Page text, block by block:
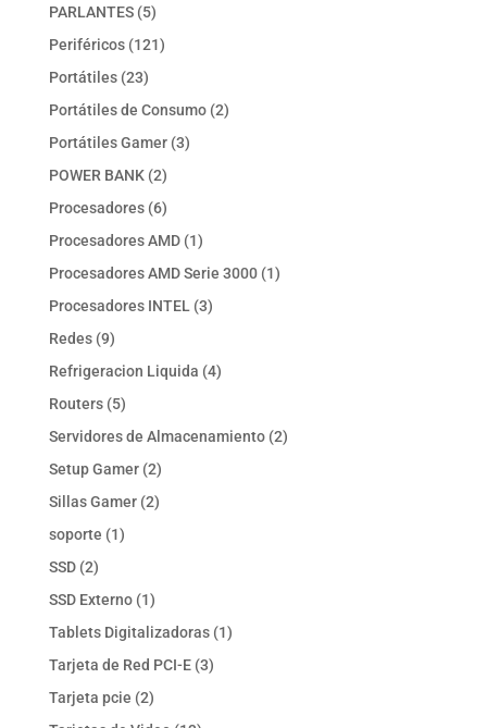
PARLANTES 55
productos
Periféricos 121121
Portátiles 2323
productos
Portátiles de Consumo 22
Portátiles Gamer 33
POWER BANK 22
productos
Procesadores 66
productos
Procesadores AMD 11
producto
Procesadores AMD Serie 3000 11
Procesadores INTEL 33
Redes 99
productos
Refrigeracion Liquida 44
Routers 55
productos
Servidores de Almacenamiento 22
Setup Gamer 22
productos
Sillas Gamer 22
soporte 11
SSD 22
productos
SSD Externo 11
producto
Tablets Digitalizadoras 11
Tarjeta de Red PCI-E 33
Tarjeta pcie 22
productos